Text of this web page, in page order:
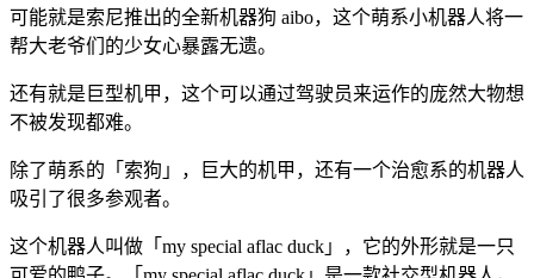
可能就是索尼推出的全新机器狗 aibo，这个萌系小机器人将一
帮大老爷们的少女心暴露无遗。
还有就是巨型机甲，这个可以通过驾驶员来运作的庞然大物想
不被发现都难。
除了萌系的「索狗」，巨大的机甲，还有一个治愈系的机器人
吸引了很多参观者。
这个机器人叫做「my special aflac duck」，它的外形就是一只